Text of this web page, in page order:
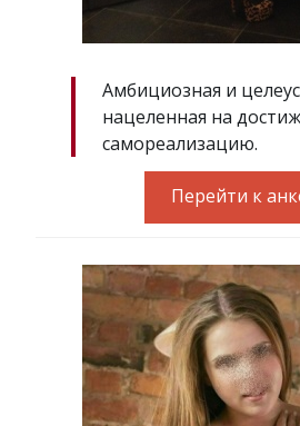
Амбициозная и
нацеленная на
самореализацию.
Перейти к